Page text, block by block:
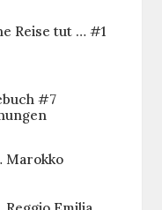
Reise tut … #1
#7
Marokko